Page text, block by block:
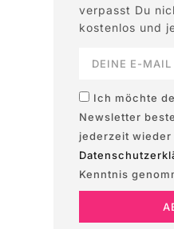
verpasst Du
kostenlos und
Ich möchte
Newsletter
jederzeit wieder
Kenntnis